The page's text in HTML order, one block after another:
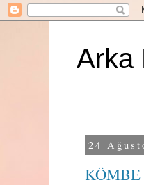
Arka
24
KÖMBE